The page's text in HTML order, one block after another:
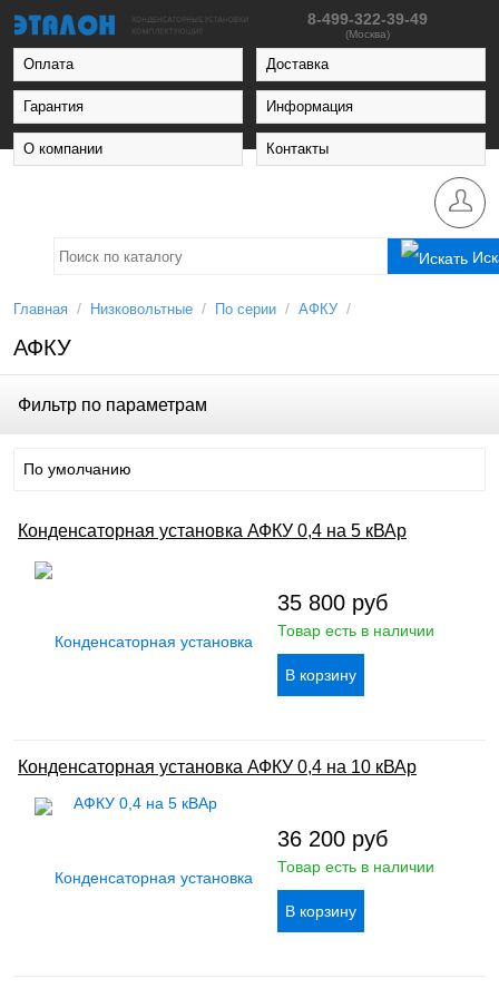
8-499-322-39-49
(Москва)
Оплата Доставка
Гарантия Информация
О компании Контакты
Главная / Низковольтные / По серии / АФКУ /
АФКУ
Фильтр по параметрам
По умолчанию
Конденсаторная установка АФКУ 0,4 на 5 кВАр
35 800 руб
Товар есть в наличии
Конденсаторная установка АФКУ 0,4 на 10 кВАр
36 200 руб
Товар есть в наличии